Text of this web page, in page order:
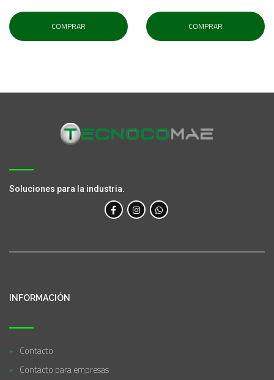
COMPRAR COMPRAR
Soluciones para la industria.
INFORMACIÓN
Contacto
Contacto para empresas